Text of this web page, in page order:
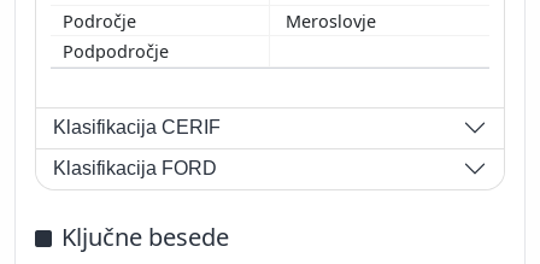
Meroslovje
Klasifikacija CERIF
Klasifikacija FORD
Ključne besede